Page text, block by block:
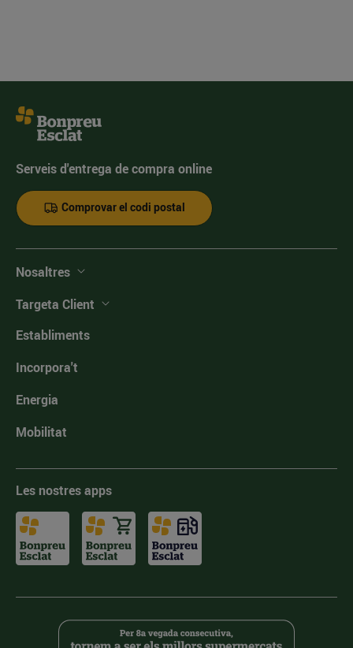
Serveis d'entrega de compra online
Comprovar el codi postal
Nosaltres
Targeta Client
Establiments
Incorpora't
Energia
Mobilitat
Les nostres apps